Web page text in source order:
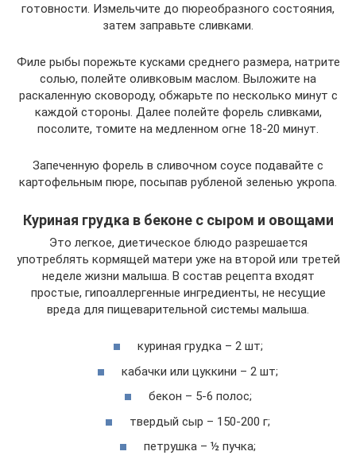
готовности. Измельчите до пюреобразного состояния,
затем заправьте сливками.
Филе рыбы порежьте кусками среднего размера, натрите
солью, полейте оливковым маслом. Выложите на
раскаленную сковороду, обжарьте по несколько минут с
каждой стороны. Далее полейте форель сливками,
посолите, томите на медленном огне 18-20 минут.
Запеченную форель в сливочном соусе подавайте с
картофельным пюре, посыпав рубленой зеленью укропа.
Куриная грудка в беконе с сыром и овощами
Это легкое, диетическое блюдо разрешается
употреблять кормящей матери уже на второй или третей
неделе жизни малыша. В состав рецепта входят
простые, гипоаллергенные ингредиенты, не несущие
вреда для пищеварительной системы малыша.
куриная грудка – 2 шт;
кабачки или цуккини – 2 шт;
бекон – 5-6 полос;
твердый сыр – 150-200 г;
петрушка – ½ пучка;